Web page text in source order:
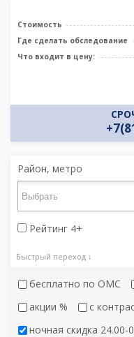
Стоимость
Где сделать обследование
Что входит в цену:
Район, метро
Рейтинг 4+
Быстрый переход ↓
бесплатно по ОМС
акции %
c
ночная скидка 24.00-